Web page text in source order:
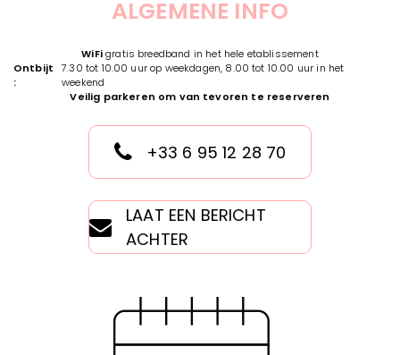
ALGEMENE INFO
WiFigratis breedband in het hele etablissement
Ontbijt
:
7.30 tot 10.00 uur op weekdagen, 8.00 tot 10.00 uur in het
weekend
Veilig parkeren om van tevoren te reserveren
+33 6 95 12 28 70
LAAT EEN BERICHT
ACHTER